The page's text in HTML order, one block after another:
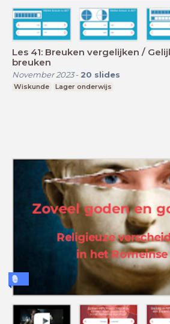
Les 41: Breuken vergelijken /
breuken
November 2023- 20 slides
Wiskunde Lager onderwijs